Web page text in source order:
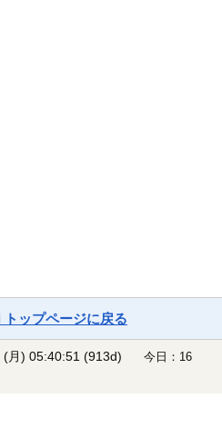
ップページに戻る
(月) 05:40:51(913d)
今日：16